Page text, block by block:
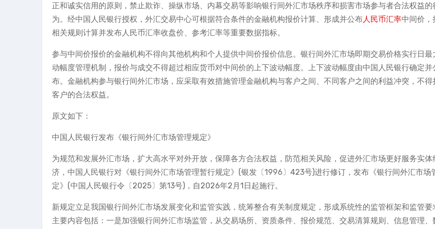
正和诚实信用的原则，禁止欺诈、操纵市场、内幕交易等影响银行间外汇市场秩序和损害市场参与者合法权益的
为。经中国人民银行授权，外汇交易中心可根据符合条件的金融机构报价计算、形成并公布人民币汇率中间价，
相关规则计算并发布人民币汇率收盘价、参考汇率等重要数据指标。
参与中间价报价的金融机构不得向其他机构和个人提供中间价报价信息。银行间外汇市场即期交易价格实行日最
动幅度管理机制，报价与成交不得超过相应货币对中间价的上下波动幅度。上下波动幅度由中国人民银行确定并
布。金融机构参与银行间外汇市场，应采取有效措施管理金融机构与客户之间、不同客户之间的利益冲突，不得
客户的合法权益。
原文如下：
中国人民银行发布《银行间外汇市场管理规定》
为规范和发展外汇市场，扩大高水平对外开放，保障各方合法权益，防范相关风险，促进外汇市场更好服务实体
济，中国人民银行对《银行间外汇市场管理暂行规定》(银发〔1996〕423号)进行修订，发布《银行间外汇市场
定》(中国人民银行令〔2025〕第13号)，自2026年2月1日起施行。
新规定立足我国银行间外汇市场发展变化和监管实践，统筹整合有关制度规定，形成系统性的监管框架和监管要
主要内容包括：一是加强银行间外汇市场监管，从交易场所、资质条件、报价规范、交易清算规则、信息管理、